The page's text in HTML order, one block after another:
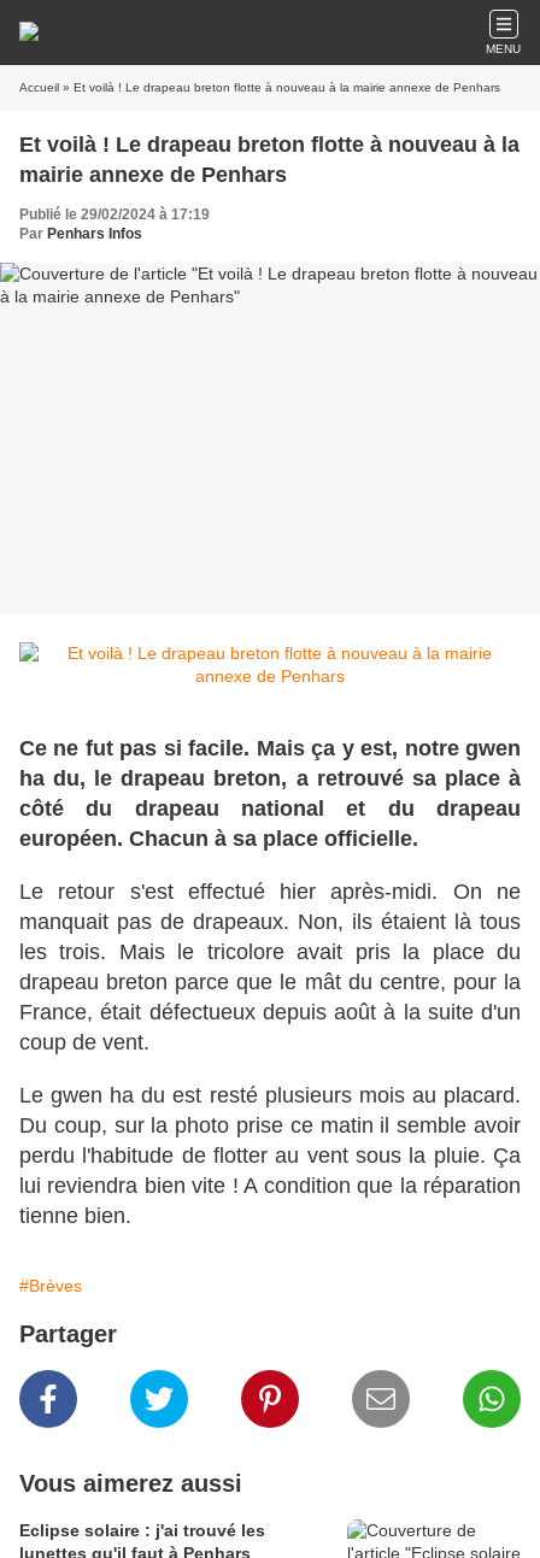
MENU
Accueil » Et voilà ! Le drapeau breton flotte à nouveau à la mairie annexe de Penhars
Et voilà ! Le drapeau breton flotte à nouveau à la
mairie annexe de Penhars
Publié le 29/02/2024 à 17:19
Par Penhars Infos
Ce ne fut pas si facile. Mais ça y est, notre gwen
ha du, le drapeau breton, a retrouvé sa place à
côté du drapeau national et du drapeau
européen. Chacun à sa place officielle.
Le retour s'est effectué hier après-midi. On ne
manquait pas de drapeaux. Non, ils étaient là tous
les trois. Mais le tricolore avait pris la place du
drapeau breton parce que le mât du centre, pour la
France, était défectueux depuis août à la suite d'un
coup de vent.
Le gwen ha du est resté plusieurs mois au placard.
Du coup, sur la photo prise ce matin il semble avoir
perdu l'habitude de flotter au vent sous la pluie. Ça
lui reviendra bien vite ! A condition que la réparation
tienne bien.
#Brèves
Partager
Vous aimerez aussi
Eclipse solaire : j'ai trouvé les
lunettes qu'il faut à Penhars